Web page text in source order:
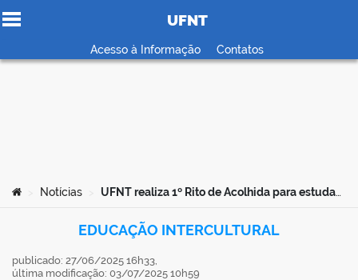
Ir para o conteúdo
UFNT
Acesso à Informação Contatos
Você está aqui:
Notícias UFNT realiza 1º Rito de Acolhida para estudantes Apinajé do Curso de Pedagogia Intercultural Indígena (Panhĩ)
EDUCAÇÃO INTERCULTURAL
publicado: 27/06/2025 16h33,
última modificação: 03/07/2025 10h59